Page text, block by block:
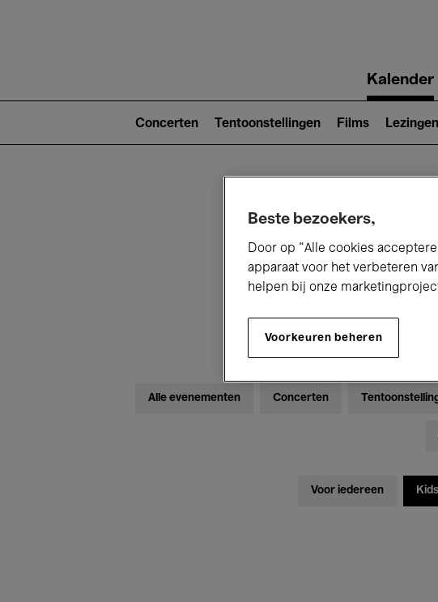
navigationKalender
2)
Concerten Tentoonstellingen Films
Alle evenementen Concerten
Voor iedereen
Beste bezoekers,
Door op “Alle cookies
apparaat voor het verbeteren
helpen bij onze
Voorkeuren beheren